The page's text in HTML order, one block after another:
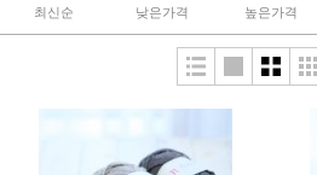
최신순 낮은가격 높은가격